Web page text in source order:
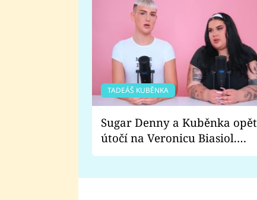
TADEÁŠ KUBĚNKA
Sugar Denny a Kuběnka opět
útočí na Veronicu Biasiol.
Proč je podle nich falešná a